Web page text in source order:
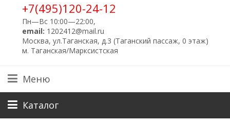
+7(495)120-24-12
Пн—Вс 10:00—22:00,
email: 1202412@mail.ru
Москва, ул.Таганская, д.3 (Таганский пассаж, 0 этаж)
м. Таганская/Марксистская
Меню
Каталог